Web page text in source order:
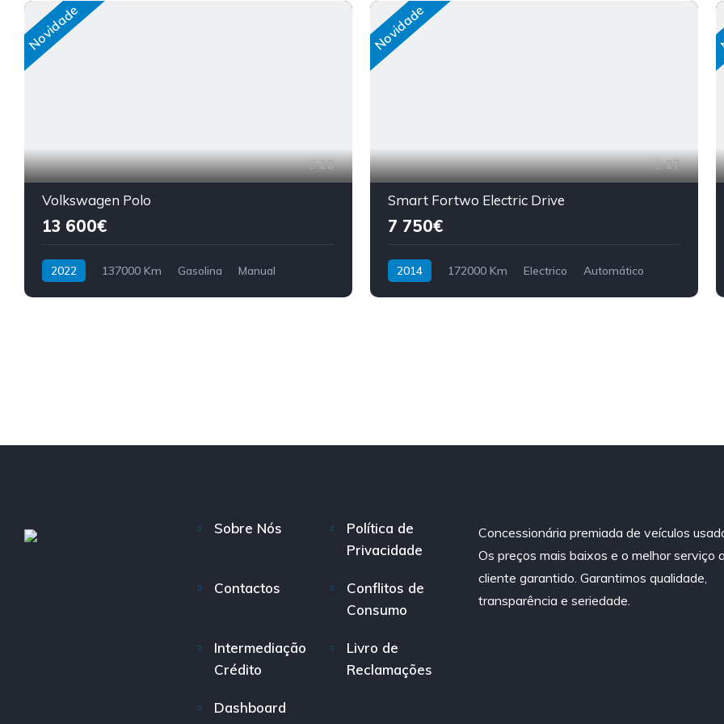
Novidade
28
Volkswagen Polo
13 600€
2022 137000 Km Gasolina Manual
Novidade
27
Smart Fortwo Electric Drive
7 750€
2014 172000 Km Electrico Automático
Sobre Nós
Política de
Privacidade
Contactos
Conflitos de
Consumo
Intermediação
Crédito
Livro de
Reclamações
Dashboard
Concessionária premiada de veículos
Os preços mais baixos e o melhor serviço
cliente garantido. Garantimos qualidade,
transparência e seriedade.